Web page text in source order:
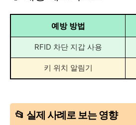
예방 방법
RFID 차단 지갑 사용
키 위치 알림기
📂 실제 사례로 보는 영향